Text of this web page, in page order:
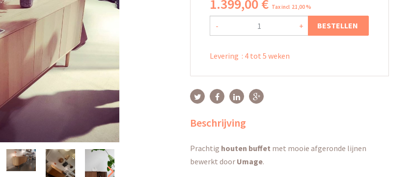
1.399,00€ Tax incl 21,00 %
- + BESTELLEN
Levering : 4 tot 5 weken
Beschrijving
Prachtig houten buffet met mooie afgeronde lijnen
bewerkt door Umage.